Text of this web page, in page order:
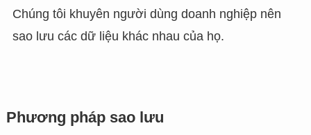
Chúng tôi khuyên người dùng doanh nghiệp nên
sao lưu các dữ liệu khác nhau của họ.
Phương pháp sao lưu